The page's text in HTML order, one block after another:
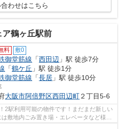
わせはこちら
ア鶴ヶ丘駅前
料 敷0
御堂筋線 「西田辺 」駅 徒歩7分
「鶴ケ丘 」駅 徒歩1分
御堂筋線 「長居 」駅 徒歩10分
大阪市阿倍野区西田辺町２丁目5-6
2駅利用可能の物件です！まだまだ新しい
敷地内ごみ置き場・エレベータなど様々